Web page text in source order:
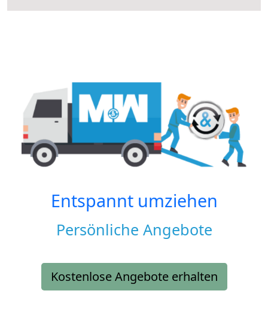
Entspannt umziehen
Persönliche Angebote
Kostenlose Angebote erhalten